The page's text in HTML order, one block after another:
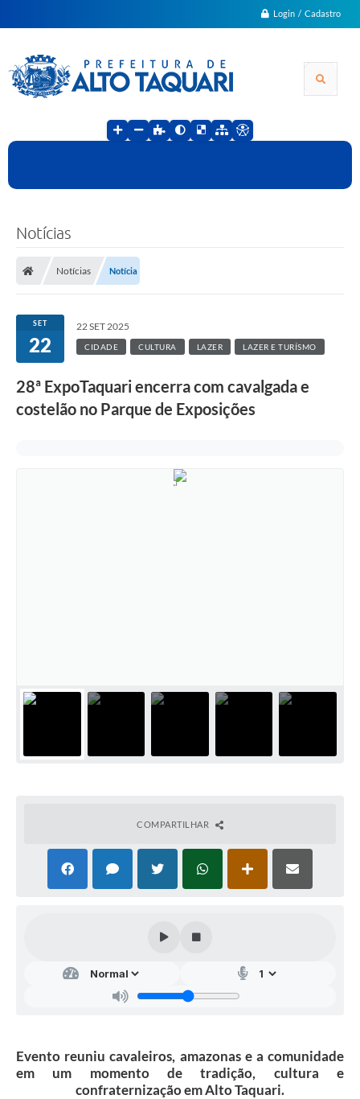
Login / Cadastro
Notícias
Notícias Notícia
SET
22
22 SET 2025
CIDADE CULTURA LAZER LAZER E TURÍSMO
28ª ExpoTaquari encerra com cavalgada e
costelão no Parque de Exposições
COMPARTILHAR
Evento reuniu cavaleiros, amazonas e a comunidade
em um momento de tradição, cultura e
confraternização em Alto Taquari.